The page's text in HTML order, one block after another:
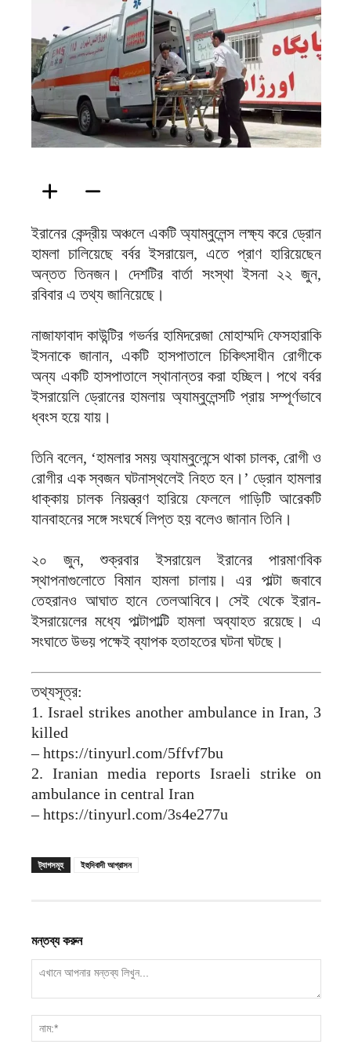
ইরানের কেন্দ্রীয় অঞ্চলে একটি অ্যাম্বুলেন্স লক্ষ্য করে ড্রোন
হামলা চালিয়েছে বর্বর ইসরায়েল, এতে প্রাণ হারিয়েছেন
অন্তত তিনজন। দেশটির বার্তা সংস্থা ইসনা ২২ জুন,
রবিবার এ তথ্য জানিয়েছে।
নাজাফাবাদ কাউন্টির গভর্নর হামিদরেজা মোহাম্মদি ফেসহারাকি
ইসনাকে জানান, একটি হাসপাতালে চিকিৎসাধীন রোগীকে
অন্য একটি হাসপাতালে স্থানান্তর করা হচ্ছিল। পথে বর্বর
ইসরায়েলি ড্রোনের হামলায় অ্যাম্বুলেন্সটি প্রায় সম্পূর্ণভাবে
ধ্বংস হয়ে যায়।
তিনি বলেন, ‘হামলার সময় অ্যাম্বুলেন্সে থাকা চালক, রোগী ও
রোগীর এক স্বজন ঘটনাস্থলেই নিহত হন।’ ড্রোন হামলার
ধাক্কায় চালক নিয়ন্ত্রণ হারিয়ে ফেললে গাড়িটি আরেকটি
যানবাহনের সঙ্গে সংঘর্ষে লিপ্ত হয় বলেও জানান তিনি।
২০ জুন, শুক্রবার ইসরায়েল ইরানের পারমাণবিক
স্থাপনাগুলোতে বিমান হামলা চালায়। এর পাল্টা জবাবে
তেহরানও আঘাত হানে তেলআবিবে। সেই থেকে ইরান-
ইসরায়েলের মধ্যে পাল্টাপাল্টি হামলা অব্যাহত রয়েছে। এ
সংঘাতে উভয় পক্ষেই ব্যাপক হতাহতের ঘটনা ঘটছে।
তথ্যসূত্র:
1. Israel strikes another ambulance in Iran, 3
killed
– https://tinyurl.com/5ffvf7bu
2. Iranian media reports Israeli strike on
ambulance in central Iran
– https://tinyurl.com/3s4e277u
ট্যাগসমূহ ইহুদিবাদী আগ্রাসন
মন্তব্য করুন